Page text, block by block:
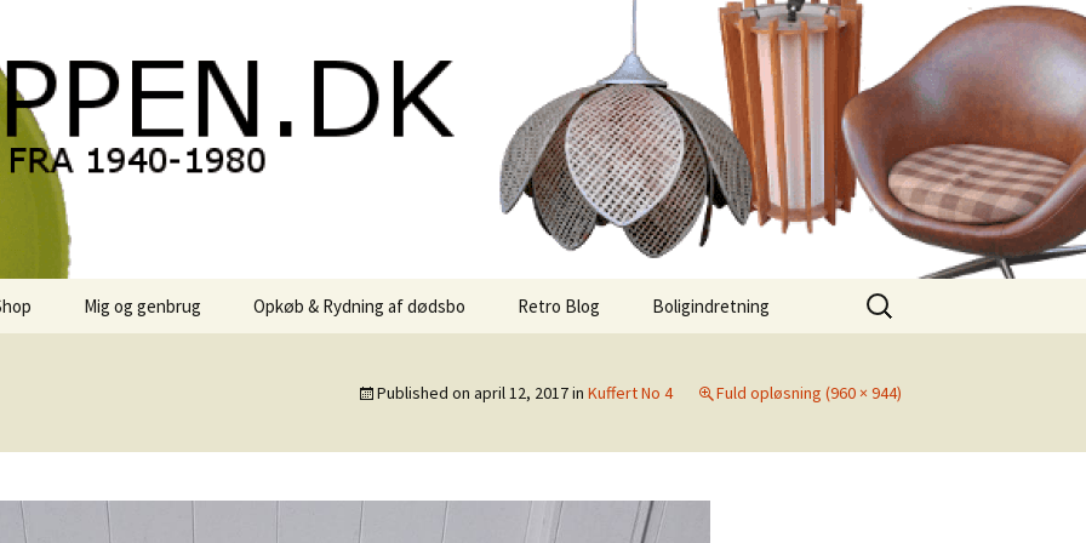
retro-
/ Svensk Design
Mig og genbrug Opkøb & Rydning af dødsbo Retro Blog Boligindretning
Søg
efter:
Published on april 12, 2017in Kuffert No 4 Fuld opløsning (960 × 944)